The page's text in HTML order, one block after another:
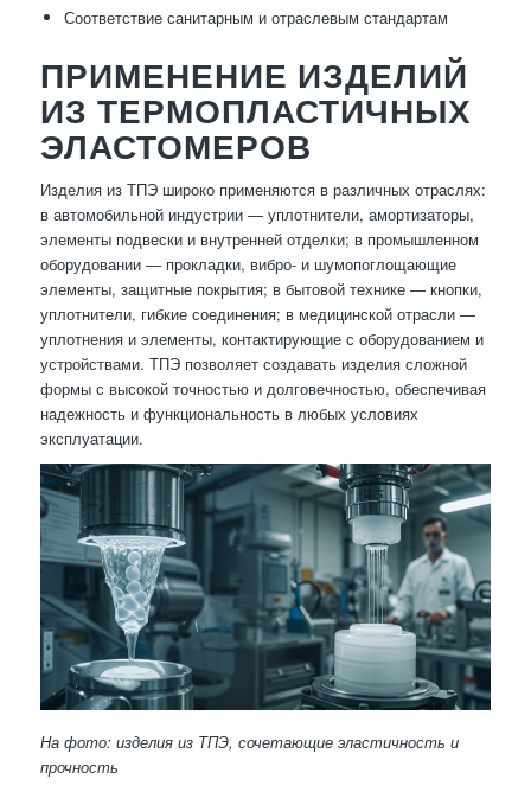
Соответствие санитарным и отраслевым стандартам
ПРИМЕНЕНИЕ ИЗДЕЛИЙ
ИЗ ТЕРМОПЛАСТИЧНЫХ
ЭЛАСТОМЕРОВ
Изделия из ТПЭ широко применяются в различных отраслях:
в автомобильной индустрии — уплотнители, амортизаторы,
элементы подвески и внутренней отделки; в промышленном
оборудовании — прокладки, вибро- и шумопоглощающие
элементы, защитные покрытия; в бытовой технике — кнопки,
уплотнители, гибкие соединения; в медицинской отрасли —
уплотнения и элементы, контактирующие с оборудованием и
устройствами. ТПЭ позволяет создавать изделия сложной
формы с высокой точностью и долговечностью, обеспечивая
надежность и функциональность в любых условиях
эксплуатации.
На фото: изделия из ТПЭ, сочетающие эластичность и
прочность